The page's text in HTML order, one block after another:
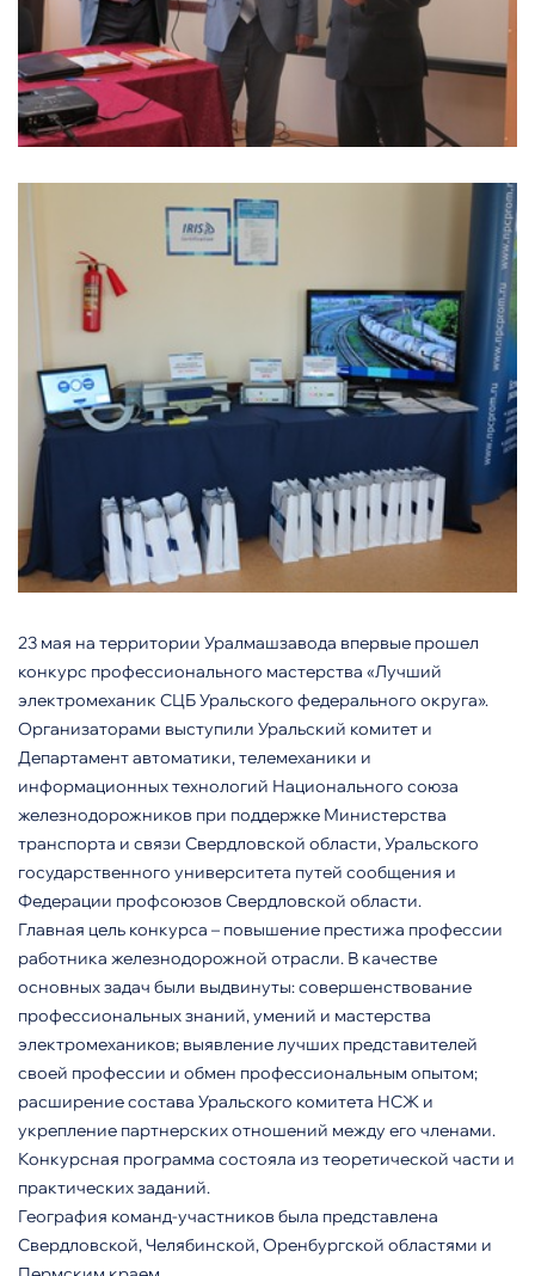
23 мая на территории Уралмашзавода впервые прошел
конкурс профессионального мастерства «Лучший
электромеханик СЦБ Уральского федерального округа».
Организаторами выступили Уральский комитет и
Департамент автоматики, телемеханики и
информационных технологий Национального союза
железнодорожников при поддержке Министерства
транспорта и связи Свердловской области, Уральского
государственного университета путей сообщения и
Федерации профсоюзов Свердловской области.
Главная цель конкурса – повышение престижа профессии
работника железнодорожной отрасли. В качестве
основных задач были выдвинуты: совершенствование
профессиональных знаний, умений и мастерства
электромехаников; выявление лучших представителей
своей профессии и обмен профессиональным опытом;
расширение состава Уральского комитета НСЖ и
укрепление партнерских отношений между его членами.
Конкурсная программа состояла из теоретической части и
практических заданий.
География команд-участников была представлена
Свердловской, Челябинской, Оренбургской областями и